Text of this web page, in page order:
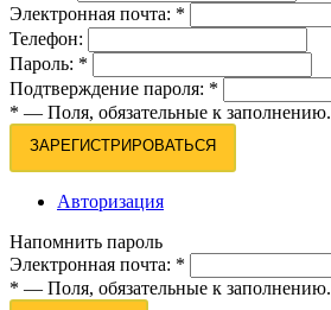
Электронная почта: *
Телефон:
Пароль: *
Подтверждение пароля: *
* — Поля, обязательные к заполнению.
ЗАРЕГИСТРИРОВАТЬСЯ
Авторизация
Напомнить пароль
Электронная почта: *
* — Поля, обязательные к заполнению.